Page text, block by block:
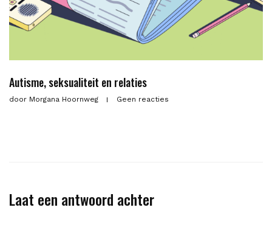
Autisme, seksualiteit en relaties
door Morgana Hoornweg Geen reacties
Laat een antwoord achter